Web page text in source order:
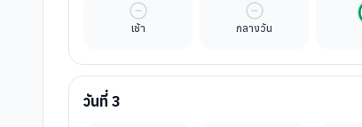
เช้า
มื้ออิสระ
กลางวัน
มื้ออิสระ
วันที่ 3